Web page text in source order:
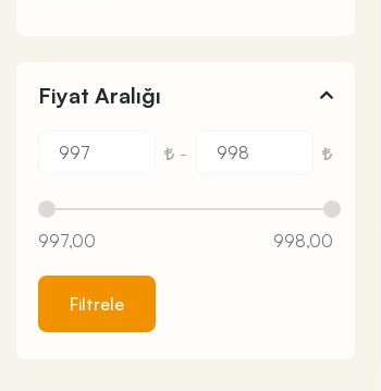
Fiyat Aralığı
-
997,00 998,00
Filtrele